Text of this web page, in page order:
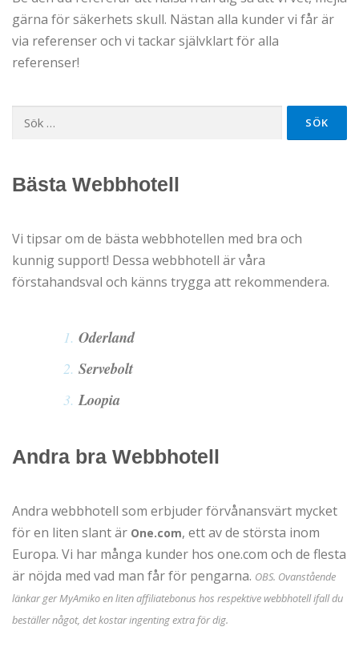
gärna för säkerhets skull. Nästan alla kunder vi får är
via referenser och vi tackar självklart för alla
referenser!
Sök
Bästa Webbhotell
Vi tipsar om de bästa webbhotellen med bra och
kunnig support! Dessa webbhotell är våra
förstahandsval och känns trygga att rekommendera.
Oderland
Servebolt
Loopia
Andra bra Webbhotell
Andra webbhotell som erbjuder förvånansvärt mycket
för en liten slant är One.com, ett av de största inom
Europa. Vi har många kunder hos one.com och de flesta
är nöjda med vad man får för pengarna. OBS. Ovanstående
länkar ger MyAmiko en liten affiliatebonus hos respektive webbhotell ifall du
beställer något, det kostar ingenting extra för dig.